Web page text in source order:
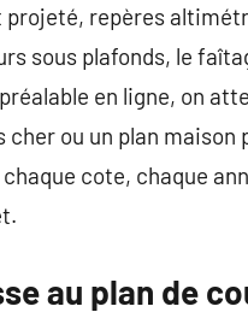
repères
sous plafonds, le
en ligne, on
ou un plan maison
cote, chaque
au plan de